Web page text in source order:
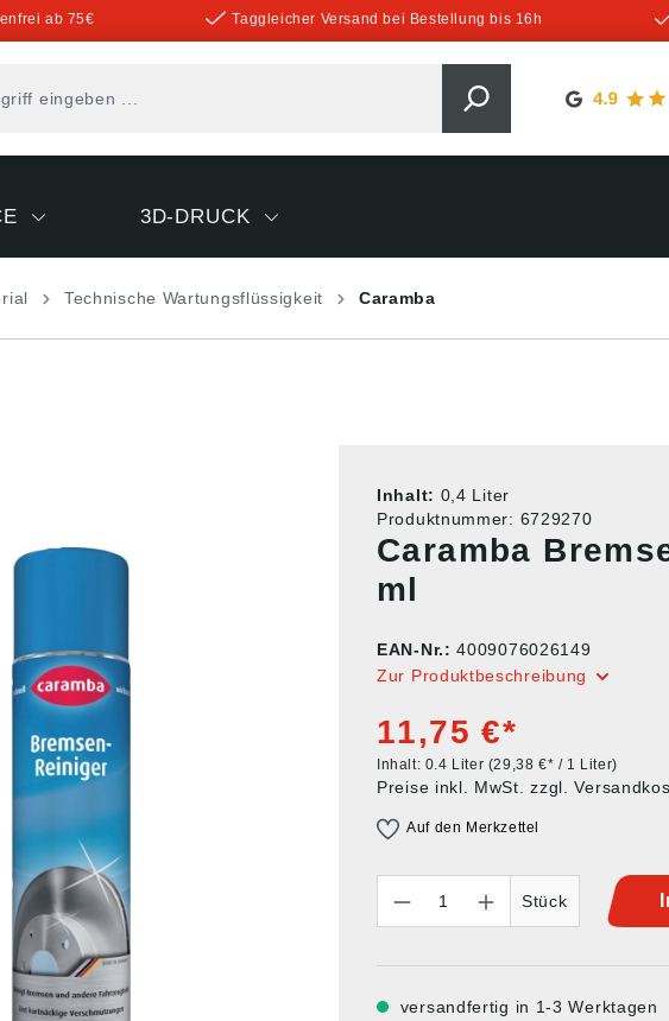
ab 75€ Taggleicher Versand bei Bestellung bis 16h
3D-DRUCK
Technische Wartungsflüssigkeit Caramba
Inhalt: 0,4 Liter
Produktnummer: 6729270
Caramba
ml
EAN-Nr.:4009076026149
Zur Produktbeschreibung
11,75 €*
Inhalt: 0.4 Liter (29,38 €* / 1 Liter)
Preise inkl. MwSt. zzgl.
Auf den Merkzettel
Stück
versandfertig in 1-3 Werktagen